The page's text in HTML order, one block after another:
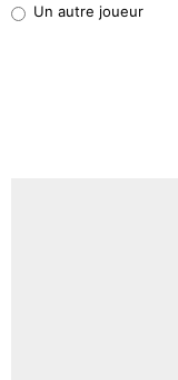
9%
Un autre joueur